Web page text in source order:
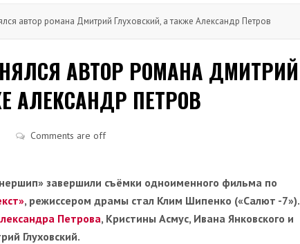
автор романа Дмитрий Глуховский, а также Александр Петров
АВТОР РОМАНА ДМИТРИЙ
АЛЕКСАНДР ПЕТРОВ
Comments are off
завершили съёмки одноименного фильма по
, режиссером драмы стал Клим Шипенко («Салют -7»).
Петрова, Кристины Асмус, Ивана Янковского и
Глуховский.